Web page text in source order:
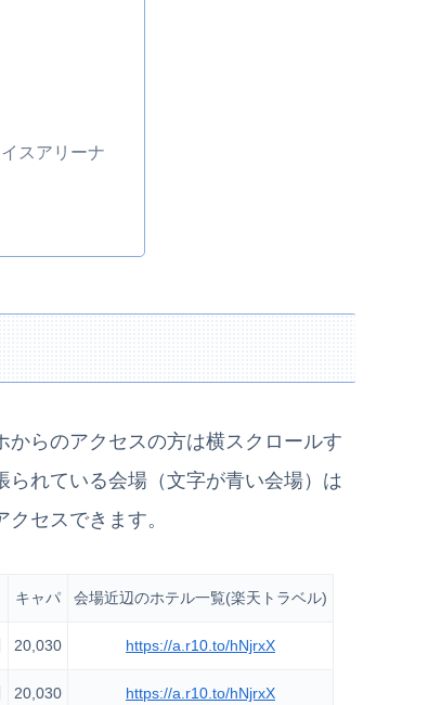
スアリーナ
らのアクセスの方は横スクロールす
れている会場（文字が青い会場）は
セスできます。
キャパ 会場近辺のホテル一覧(楽天トラベル)
20,030 https://a.r10.to/hNjrxX
20,030 https://a.r10.to/hNjrxX